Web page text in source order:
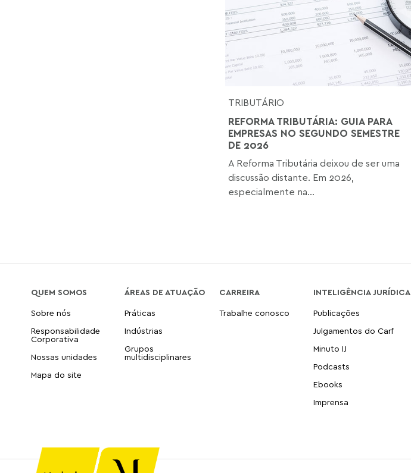
TRIBUTÁRIO
REFORMA TRIBUTÁRIA: GUIA PARA
EMPRESAS NO SEGUNDO SEMESTRE
DE 2026
A Reforma Tributária deixou de ser uma
discussão distante. Em 2026,
especialmente na...
QUEM SOMOS
Sobre nós
Responsabilidade
Corporativa
Nossas unidades
Mapa do site
ÁREAS DE ATUAÇÃO
Práticas
Indústrias
Grupos
multidisciplinares
CARREIRA
Trabalhe conosco
INTELIGÊNCIA JURÍDICA
Publicações
Julgamentos do Carf
Minuto IJ
Podcasts
Ebooks
Imprensa